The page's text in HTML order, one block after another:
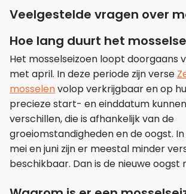
Veelgestelde vragen over
Hoe lang duurt het
Het mosselseizoen loopt doorgaans
met april. In deze periode zijn verse
mosselenvolop verkrijgbaar en op
precieze start- en einddatum
verschillen, die is afhankelijk van de
groeiomstandigheden en de oogst.
mei en juni zijn er meestal minder
beschikbaar. Dan is de nieuwe oogst